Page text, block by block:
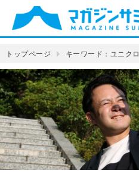
トップページ キーワード：ユニクロ